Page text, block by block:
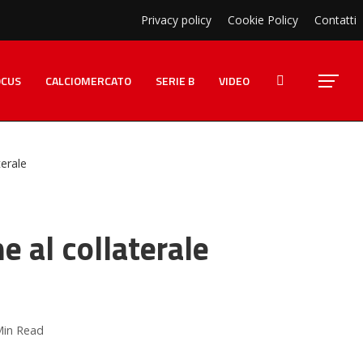
Privacy policy Cookie Policy Contatti
CALCIOMERCATO SERIE B VIDEO
al collaterale
Read